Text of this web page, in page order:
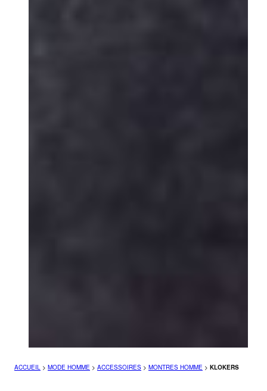
ACCUEIL > MODE HOMME > ACCESSOIRES > MONTRES HOMME > KLOKERS